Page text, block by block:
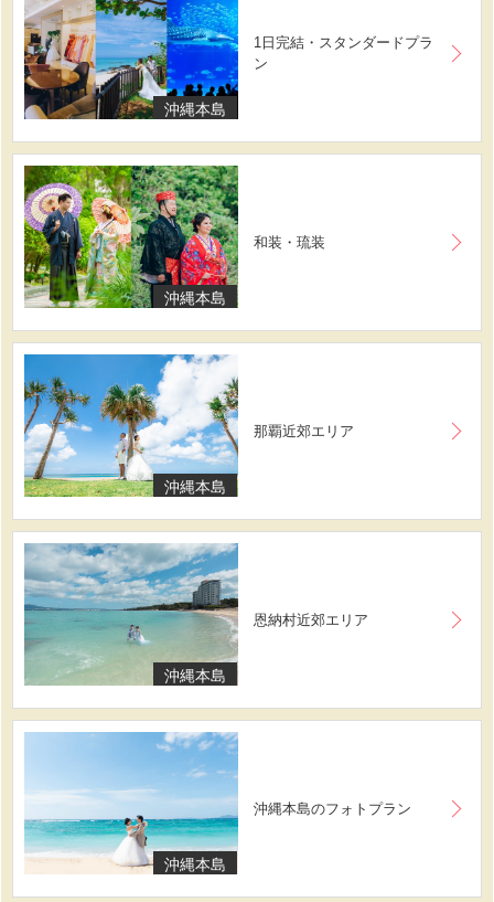
沖縄本島
1日完結・スタンダードプラ
ン
沖縄本島
和装・琉装
沖縄本島
那覇近郊エリア
沖縄本島
恩納村近郊エリア
沖縄本島
沖縄本島のフォトプラン